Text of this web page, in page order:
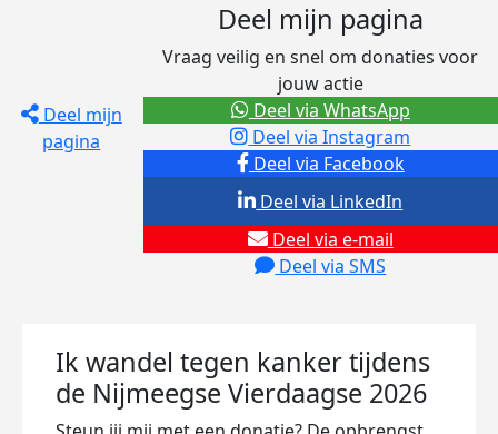
Deel mijn
pagina
Deel mijn pagina
Vraag veilig en snel om donaties voor
jouw actie
Deel via Facebook
Deel via Instagram
Deel via e-mail
Deel via SMS
Deel via LinkedIn
Deel via WhatsApp
Ik wandel tegen kanker tijdens
de Nijmeegse Vierdaagse 2026